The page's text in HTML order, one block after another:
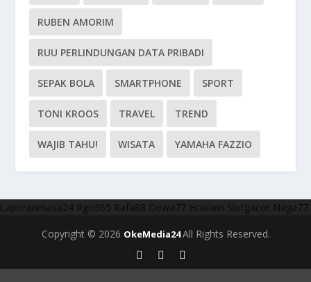
RUBEN AMORIM
RUU PERLINDUNGAN DATA PRIBADI
SEPAK BOLA SMARTPHONE SPORT
TONI KROOS TRAVEL TREND
WAJIB TAHU! WISATA YAMAHA FAZZIO
Laporanmasa24 Rgo365 Rafa88 Dewa77 Hokiwin Slotgacor Naga77
Copyright © 2026 OkeMedia24All Rights Reserved.